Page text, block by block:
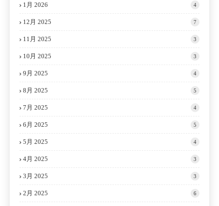
1月 2026 4
12月 2025 7
11月 2025 3
10月 2025 3
9月 2025 4
8月 2025 5
7月 2025 4
6月 2025 5
5月 2025 4
4月 2025 3
3月 2025 3
2月 2025 6